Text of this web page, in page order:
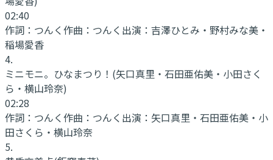
02:40
作詞： つんく作曲： つんく 出演： 吉澤ひとみ・野村みな美・
稲場愛香
4.
ミニモニ。ひなまつり！ (矢口真里・石田亜佑美・小田さく
ら・横山玲奈)
02:28
作詞： つんく作曲： つんく 出演： 矢口真里・石田亜佑美・小
田さくら・横山玲奈
5.